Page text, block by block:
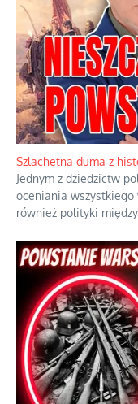
Ekspresowy kurs
Dramatyczne skutki